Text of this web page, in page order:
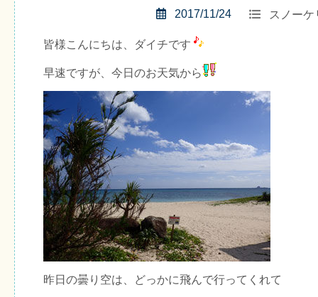
スノーケ
2017/11/24
皆様こんにちは、ダイチです
早速ですが、今日のお天気から
昨日の曇り空は、どっかに飛んで行ってくれて